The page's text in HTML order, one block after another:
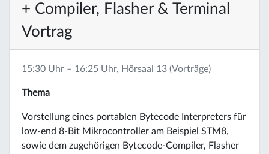
+ Compiler, Flasher & Terminal
Vortrag
15:30 Uhr – 16:25 Uhr, Hörsaal 13 (Vorträge)
Thema
Vorstellung eines portablen Bytecode Interpreters für
low-end 8-Bit Mikrocontroller am Beispiel STM8,
sowie dem zugehörigen Bytecode-Compiler, Flasher